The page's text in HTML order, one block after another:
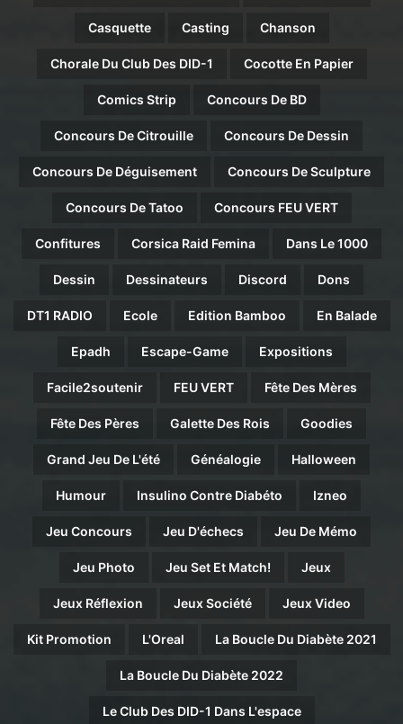
Casquette Casting Chanson
Chorale Du Club Des DID-1 Cocotte En Papier
Comics Strip Concours De BD
Concours De Citrouille Concours De Dessin
Concours De Déguisement Concours De Sculpture
Concours De Tatoo Concours FEU VERT
Confitures Corsica Raid Femina Dans Le 1000
Dessin Dessinateurs Discord Dons
DT1 RADIO Ecole Edition Bamboo En Balade
Epadh Escape-Game Expositions
Facile2soutenir FEU VERT Fête Des Mères
Fête Des Pères Galette Des Rois Goodies
Grand Jeu De L'été Généalogie Halloween
Humour Insulino Contre Diabéto Izneo
Jeu Concours Jeu D'échecs Jeu De Mémo
Jeu Photo Jeu Set Et Match! Jeux
Jeux Réflexion Jeux Société Jeux Video
Kit Promotion L'Oreal La Boucle Du Diabète 2021
La Boucle Du Diabète 2022
Le Club Des DID-1 Dans L'espace